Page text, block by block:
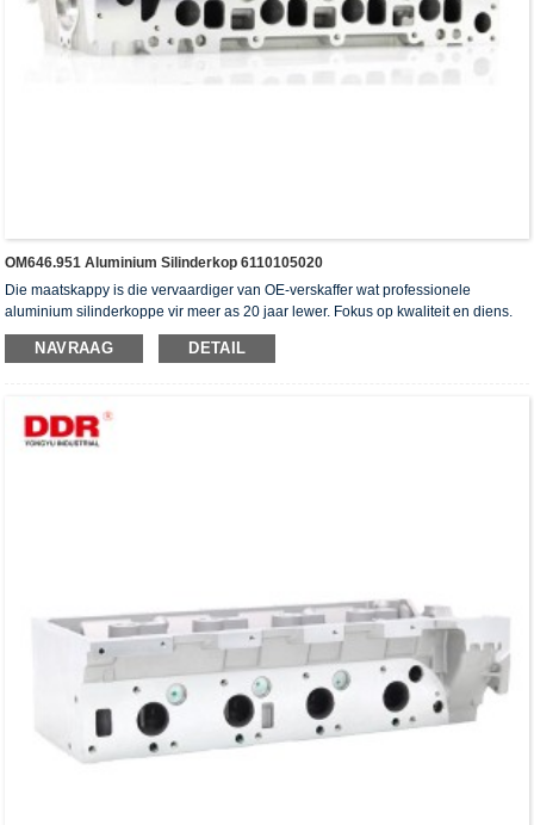
OM646.951 Aluminium Silinderkop 6110105020
Die maatskappy is die vervaardiger van OE-verskaffer wat professionele
aluminium silinderkoppe vir meer as 20 jaar lewer. Fokus op kwaliteit en diens.
Die silinderkoppe het die ISO16949-verifikasiesertifikaat, "die hoë verseëling
silinderkop", "die lang lewensduur van die silinderkop" en die ander 5
NAVRAAG DETAIL